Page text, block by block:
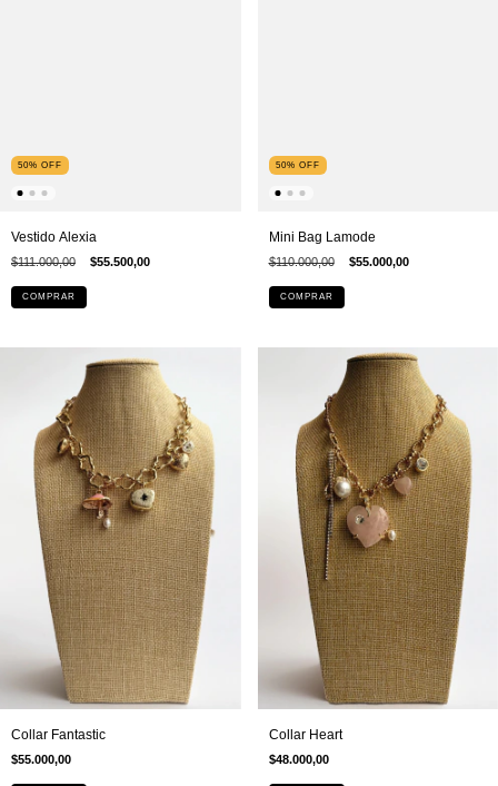
50% OFF
Vestido Alexia
$111.000,00 $55.500,00
COMPRAR
50% OFF
Mini Bag Lamode
$110.000,00 $55.000,00
COMPRAR
Collar Fantastic
$55.000,00
Collar Heart
$48.000,00